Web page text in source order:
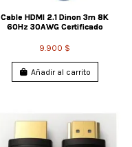
Cable HDMI 2.1 Dinon 3m 8K
60Hz 30AWG Certificado
9.900 $
Añadir al carrito